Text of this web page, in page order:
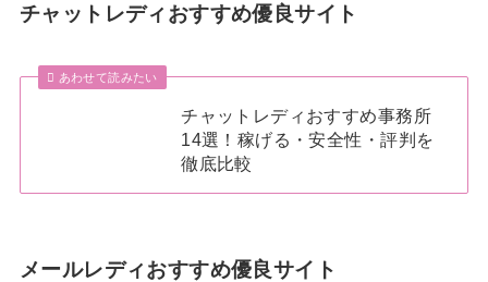
チャットレディおすすめ優良サイト
あわせて読みたい
チャットレディおすすめ事務所
14選！稼げる・安全性・評判を
徹底比較
メールレディおすすめ優良サイト